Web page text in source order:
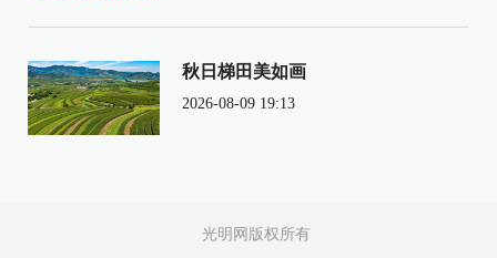
秋日梯田美如画
2026-08-09 19:13
光明网版权所有